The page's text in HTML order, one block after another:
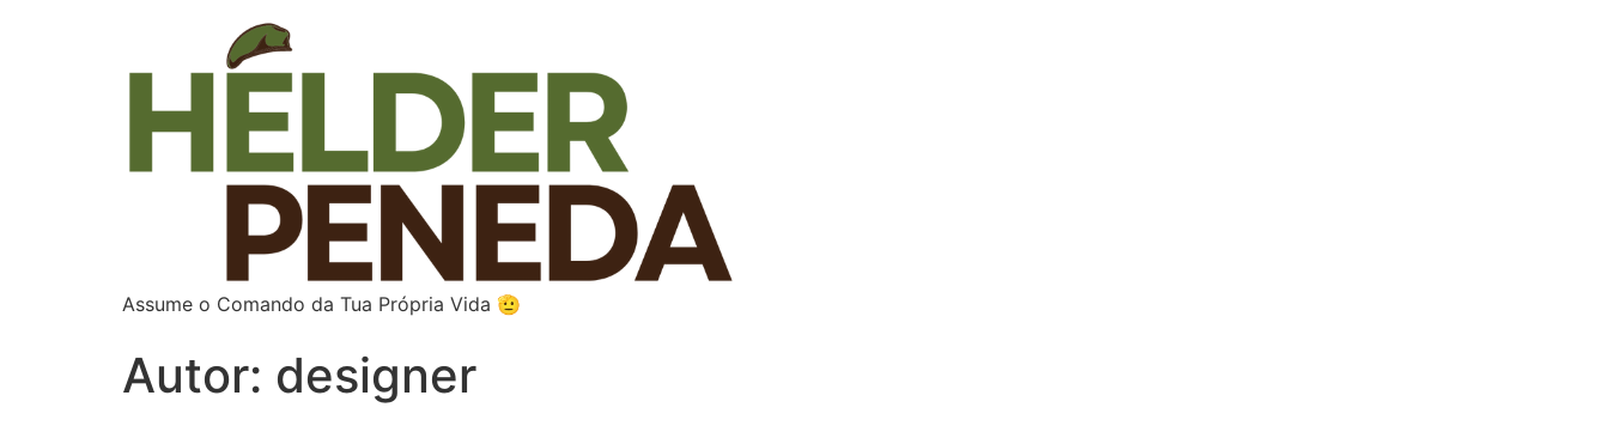
Assume o Comando da Tua Própria Vida 🫡
Autor: designer